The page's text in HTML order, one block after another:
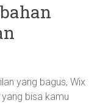
yang bagus, Wix
bisa kamu